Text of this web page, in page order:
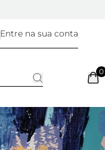
Entre na sua conta
0